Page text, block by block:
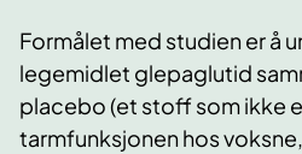
Formålet med studien er å
legemidlet glepaglutid
placebo (et stoff som ikke
tarmfunksjonen hos